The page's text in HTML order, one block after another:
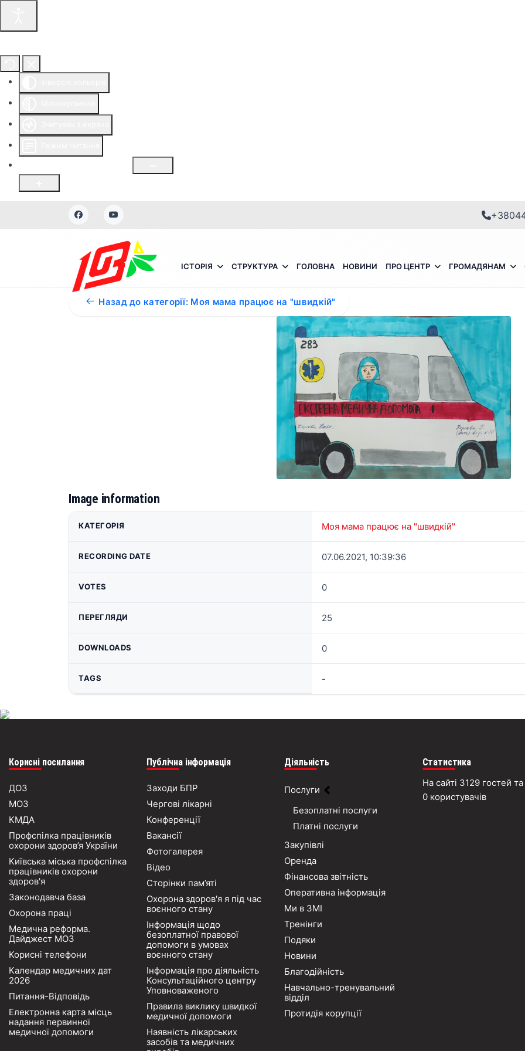
ІСТОРІЯ СТРУКТУРА ГОЛОВНА НОВИНИ ПРО ЦЕНТР ГРОМАДЯНАМ
Назад до категорії: Моя мама працює на "швидкій"
Image information
КАТЕГОРІЯ Моя мама працює на "швидкій"
RECORDING DATE 07.06.2021, 10:39:36
VOTES 0
ПЕРЕГЛЯДИ 25
DOWNLOADS 0
TAGS -
Корисні посилання
ДОЗ
МОЗ
КМДА
Профспілка працівників
охорони здоров’я України
Київська міська профспілка
працівників охорони
здоров'я
Законодавча база
Охорона праці
Медична реформа.
Дайджест МОЗ
Корисні телефони
Календар медичних дат
2026
Питання-Відповідь
Електронна карта місць
надання первинної
медичної допомоги
Публічна інформація
Заходи БПР
Чергові лікарні
Конференції
Вакансії
Фотогалерея
Відео
Сторінки пам’яті
Охорона здоров'я я під час
воєнного стану
Інформація щодо
безоплатної правової
допомоги в умовах
воєнного стану
Інформація про діяльність
Консультаційного центру
Уповноваженого
Правила виклику швидкої
медичної допомоги
Наявність лікарських
засобів та медичних
Діяльність
Послуги
Безоплатні послуги
Платні послуги
Закупівлі
Оренда
Фінансова звітність
Оперативна інформація
Ми в ЗМІ
Тренінги
Подяки
Новини
Благодійність
Навчально-тренувальний
відділ
Протидія корупції
Статистика
На сайті 3129 гостей та
0 користувачів